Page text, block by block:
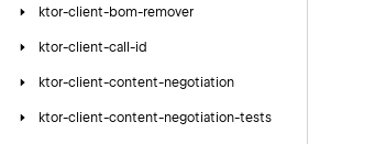
ktor-client-bom-remover
ktor-client-call-id
ktor-client-content-negotiation
ktor-client-content-negotiation-tests